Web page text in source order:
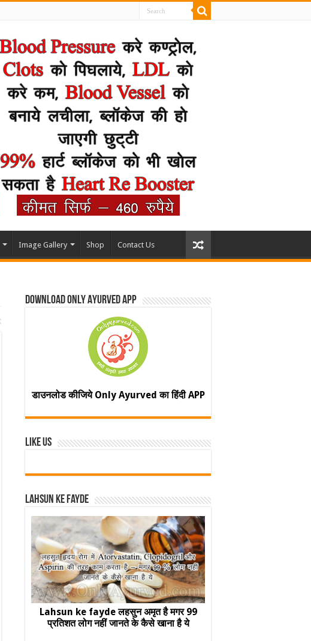
Image Gallery Shop Contact Us
Download Only Ayurved App
डाउनलोड कीजिये Only Ayurved का हिंदी APP
Like Us
Lahsun ke fayde
Lahsun ke fayde लहसुन अमृत है मगर 99
प्रतिशत लोग नहीं जानते के कैसे खाना है ये